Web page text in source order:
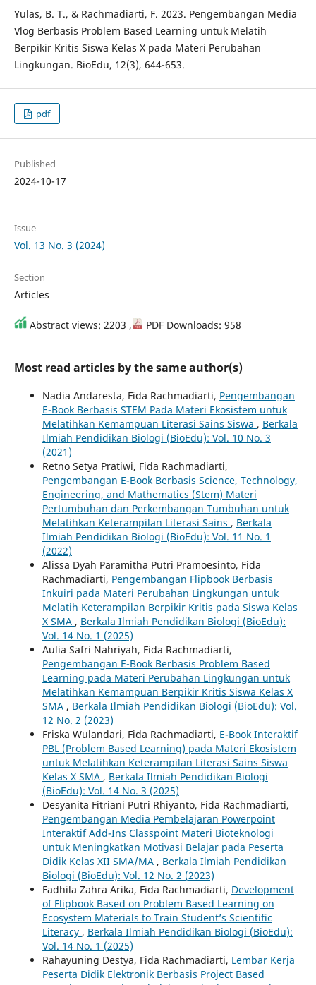
Yulas, B. T., & Rachmadiarti, F. 2023. Pengembangan Media
Vlog Berbasis Problem Based Learning untuk Melatih
Berpikir Kritis Siswa Kelas X pada Materi Perubahan
Lingkungan. BioEdu, 12(3), 644-653.
pdf
Published
2024-10-17
Issue
Vol. 13 No. 3 (2024)
Section
Articles
Abstract views: 2203 , PDF Downloads: 958
Most read articles by the same author(s)
Nadia Andaresta, Fida Rachmadiarti, Pengembangan
E-Book Berbasis STEM Pada Materi Ekosistem untuk
Melatihkan Kemampuan Literasi Sains Siswa , Berkala
Ilmiah Pendidikan Biologi (BioEdu): Vol. 10 No. 3
(2021)
Retno Setya Pratiwi, Fida Rachmadiarti,
Pengembangan E-Book Berbasis Science, Technology,
Engineering, and Mathematics (Stem) Materi
Pertumbuhan dan Perkembangan Tumbuhan untuk
Melatihkan Keterampilan Literasi Sains , Berkala
Ilmiah Pendidikan Biologi (BioEdu): Vol. 11 No. 1
(2022)
Alissa Dyah Paramitha Putri Pramoesinto, Fida
Rachmadiarti, Pengembangan Flipbook Berbasis
Inkuiri pada Materi Perubahan Lingkungan untuk
Melatih Keterampilan Berpikir Kritis pada Siswa Kelas
X SMA , Berkala Ilmiah Pendidikan Biologi (BioEdu):
Vol. 14 No. 1 (2025)
Aulia Safri Nahriyah, Fida Rachmadiarti,
Pengembangan E-Book Berbasis Problem Based
Learning pada Materi Perubahan Lingkungan untuk
Melatihkan Kemampuan Berpikir Kritis Siswa Kelas X
SMA , Berkala Ilmiah Pendidikan Biologi (BioEdu): Vol.
12 No. 2 (2023)
Friska Wulandari, Fida Rachmadiarti, E-Book Interaktif
PBL (Problem Based Learning) pada Materi Ekosistem
untuk Melatihkan Keterampilan Literasi Sains Siswa
Kelas X SMA , Berkala Ilmiah Pendidikan Biologi
(BioEdu): Vol. 14 No. 3 (2025)
Desyanita Fitriani Putri Rhiyanto, Fida Rachmadiarti,
Pengembangan Media Pembelajaran Powerpoint
Interaktif Add-Ins Classpoint Materi Bioteknologi
untuk Meningkatkan Motivasi Belajar pada Peserta
Didik Kelas XII SMA/MA , Berkala Ilmiah Pendidikan
Biologi (BioEdu): Vol. 12 No. 2 (2023)
Fadhila Zahra Arika, Fida Rachmadiarti, Development
of Flipbook Based on Problem Based Learning on
Ecosystem Materials to Train Student’s Scientific
Literacy , Berkala Ilmiah Pendidikan Biologi (BioEdu):
Vol. 14 No. 1 (2025)
Rahayuning Destya, Fida Rachmadiarti, Lembar Kerja
Peserta Didik Elektronik Berbasis Project Based